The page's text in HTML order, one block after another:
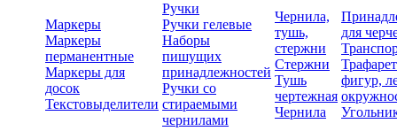
Маркеры
Маркеры
перманентные
Маркеры для
досок
Текстовыделители
Ручки
Ручки гелевые
Наборы
пишущих
принадлежностей
Ручки со
стираемыми
чернилами
Чернила,
тушь,
стержни
Стержни
Тушь
чертежная
Чернила
для
фигур,